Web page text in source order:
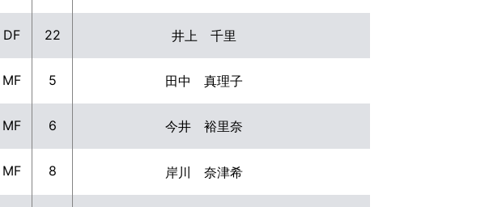
DF 22 井上 千里
MF 5 田中 真理子
MF 6 今井 裕里奈
MF 8 岸川 奈津希